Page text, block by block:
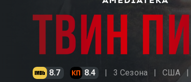
8.7 8.4 3 Сезона США